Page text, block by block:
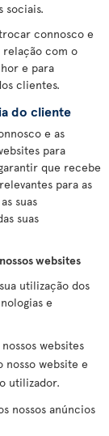
sociais.
connosco e
relação com o
e para
clientes.
do cliente
e as
para
que recebe
para as
suas
suas
websites
utilização dos
e
websites
nosso website e
utilizador.
nossos anúncios